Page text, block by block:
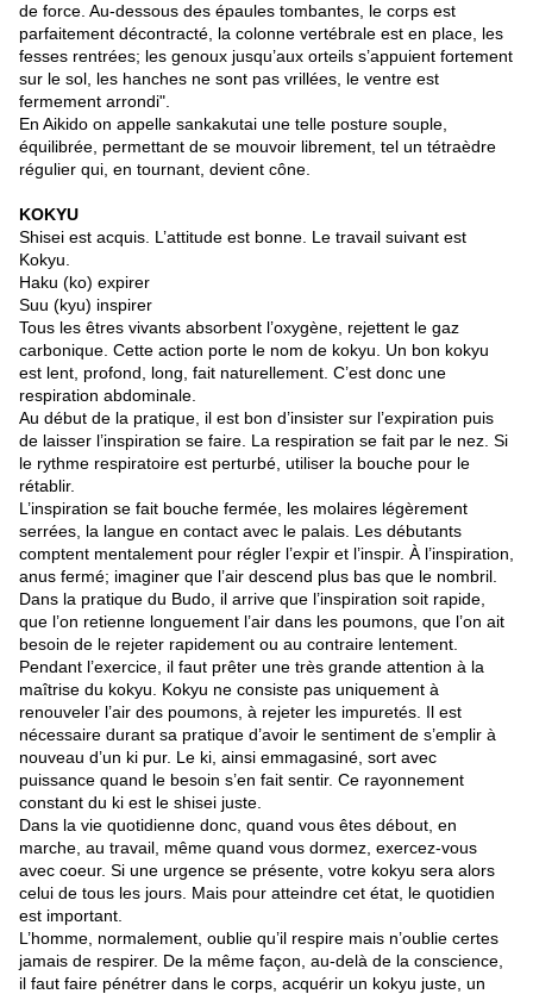
de force. Au-dessous des épaules tombantes, le corps est
parfaitement décontracté, la colonne vertébrale est en place, les
fesses rentrées; les genoux jusqu’aux orteils s’appuient fortement
sur le sol, les hanches ne sont pas vrillées, le ventre est
fermement arrondi".
En Aikido on appelle sankakutai une telle posture souple,
équilibrée, permettant de se mouvoir librement, tel un tétraèdre
régulier qui, en tournant, devient cône.
KOKYU
Shisei est acquis. L’attitude est bonne. Le travail suivant est
Kokyu.
Haku (ko) expirer
Suu (kyu) inspirer
Tous les êtres vivants absorbent l’oxygène, rejettent le gaz
carbonique. Cette action porte le nom de kokyu. Un bon kokyu
est lent, profond, long, fait naturellement. C’est donc une
respiration abdominale.
Au début de la pratique, il est bon d’insister sur l’expiration puis
de laisser l’inspiration se faire. La respiration se fait par le nez. Si
le rythme respiratoire est perturbé, utiliser la bouche pour le
rétablir.
L’inspiration se fait bouche fermée, les molaires légèrement
serrées, la langue en contact avec le palais. Les débutants
comptent mentalement pour régler l’expir et l’inspir. À l’inspiration,
anus fermé; imaginer que l’air descend plus bas que le nombril.
Dans la pratique du Budo, il arrive que l’inspiration soit rapide,
que l’on retienne longuement l’air dans les poumons, que l’on ait
besoin de le rejeter rapidement ou au contraire lentement.
Pendant l’exercice, il faut prêter une très grande attention à la
maîtrise du kokyu. Kokyu ne consiste pas uniquement à
renouveler l’air des poumons, à rejeter les impuretés. Il est
nécessaire durant sa pratique d’avoir le sentiment de s’emplir à
nouveau d’un ki pur. Le ki, ainsi emmagasiné, sort avec
puissance quand le besoin s’en fait sentir. Ce rayonnement
constant du ki est le shisei juste.
Dans la vie quotidienne donc, quand vous êtes débout, en
marche, au travail, même quand vous dormez, exercez-vous
avec coeur. Si une urgence se présente, votre kokyu sera alors
celui de tous les jours. Mais pour atteindre cet état, le quotidien
est important.
L’homme, normalement, oublie qu’il respire mais n’oublie certes
jamais de respirer. De la même façon, au-delà de la conscience,
il faut faire pénétrer dans le corps, acquérir un kokyu juste, un